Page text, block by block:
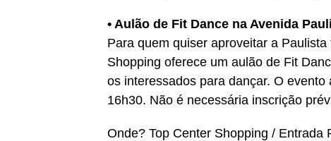
• Aulão de Fit Dance na Avenida
Para quem quiser aproveitar a
Shopping oferece um aulão de Fit
os interessados para dançar. O
16h30. Não é necessária inscrição
Onde? Top Center Shopping / Entrada